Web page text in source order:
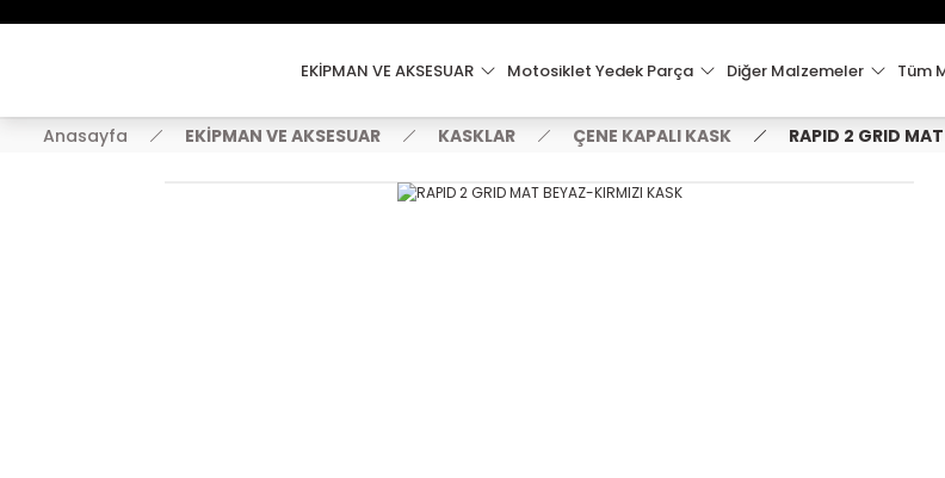
2000 TL VE ÜZERİ KARGO ÜCRETSİZ !
EKİPMAN VE AKSESUAR Motosiklet Yedek Parça Diğer Malzemeler Tüm
Anasayfa EKİPMAN VE AKSESUAR KASKLAR ÇENE KAPALI KASK RAPID 2 GRID